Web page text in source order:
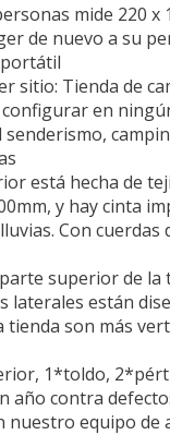
mide 220
de nuevo a su
sitio: Tienda de
en
está hecha de
y hay cinta
Con
superior de
laterales están
tienda son más
1*toldo,
contra
equipo de